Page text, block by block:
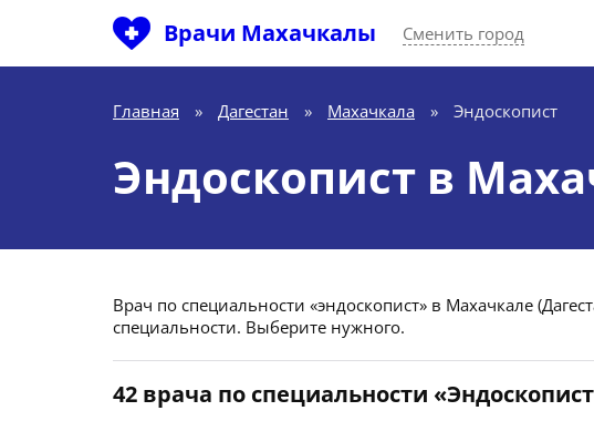
Врачи Махачкалы Сменить город
Главная » Дагестан » Махачкала » Эндоскопист
Эндоскопист в
Врач по специальности «эндоскопист» в Махачкале
специальности. Выберите нужного.
42 врача по специальности